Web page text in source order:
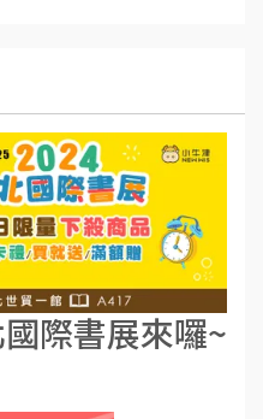
際書展來囉~